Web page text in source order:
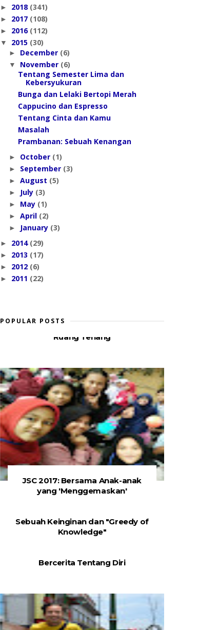
► 2018 (341)
► 2017 (108)
► 2016 (112)
▼ 2015 (30)
► December (6)
▼ November (6)
Tentang Semester Lima dan
Kebersyukuran
Bunga dan Lelaki Bertopi Merah
Cappucino dan Espresso
Tentang Cinta dan Kamu
Masalah
Prambanan: Sebuah Kenangan
► October (1)
► September (3)
► August (5)
► July (3)
► May (1)
► April (2)
► January (3)
► 2014 (29)
► 2013 (17)
► 2012 (6)
► 2011 (22)
POPULAR POSTS
Ruang Tenang
JSC 2017: Bersama Anak-anak
yang 'Menggemaskan'
Sebuah Keinginan dan "Greedy of
Knowledge"
Bercerita Tentang Diri